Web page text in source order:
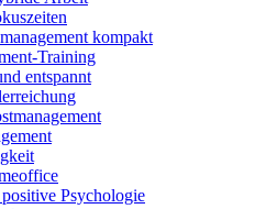
kompakt
Training
entspannt
Psychologie